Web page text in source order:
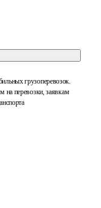
грузоперевозок.
на перевозки, заявкам